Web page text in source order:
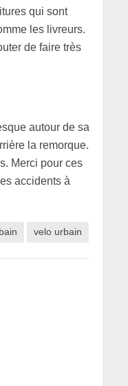
qui sont
les livreurs.
de faire très
autour de sa
la remorque.
Merci pour ces
accidents à
velo urbain